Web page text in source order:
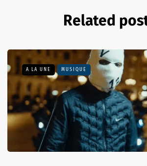
Related
A LA UNE MUSIQUE